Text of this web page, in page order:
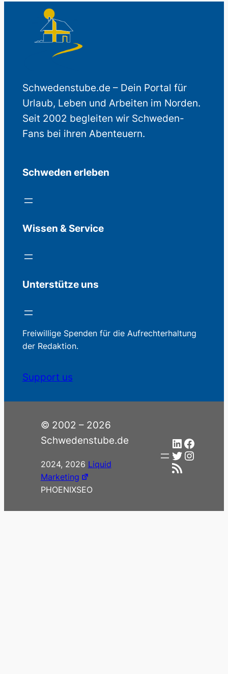
Schwedenstube.de – Dein Portal für
Urlaub, Leben und Arbeiten im Norden.
Seit 2002 begleiten wir Schweden-
Fans bei ihren Abenteuern.
Schweden erleben
Wissen & Service
Unterstütze uns
Freiwillige Spenden für die Aufrechterhaltung
der Redaktion.
Support us
© 2002 – 2026
Schwedenstube.de
2024, 2026 Liquid
Marketing
PHOENIXSEO
LinkedIn
Twitter
RSS-Feed